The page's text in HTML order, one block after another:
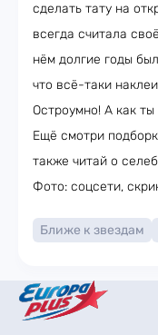
сделать тату на
всегда считала
нём долгие годы
что всё-таки
Остроумно! А как
Ещё смотри
также читай о
Фото: соцсети,
Ближе к звездам